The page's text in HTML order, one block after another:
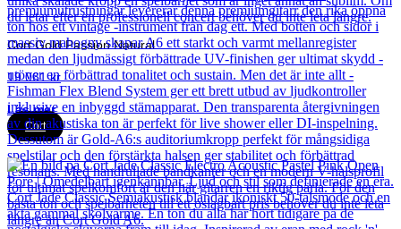
Cort Gold Passion Natural
19 061kr
Läs mer
Cort